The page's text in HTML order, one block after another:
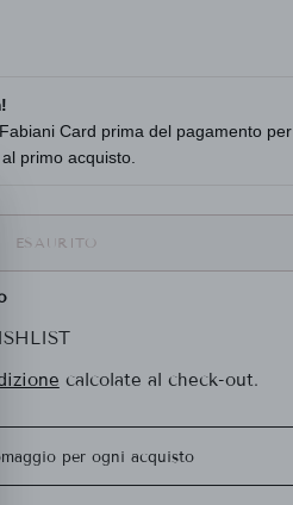
Card prima del pagamento per
primo acquisto.
ESAURITO
calcolate al check-out.
per ogni acquisto